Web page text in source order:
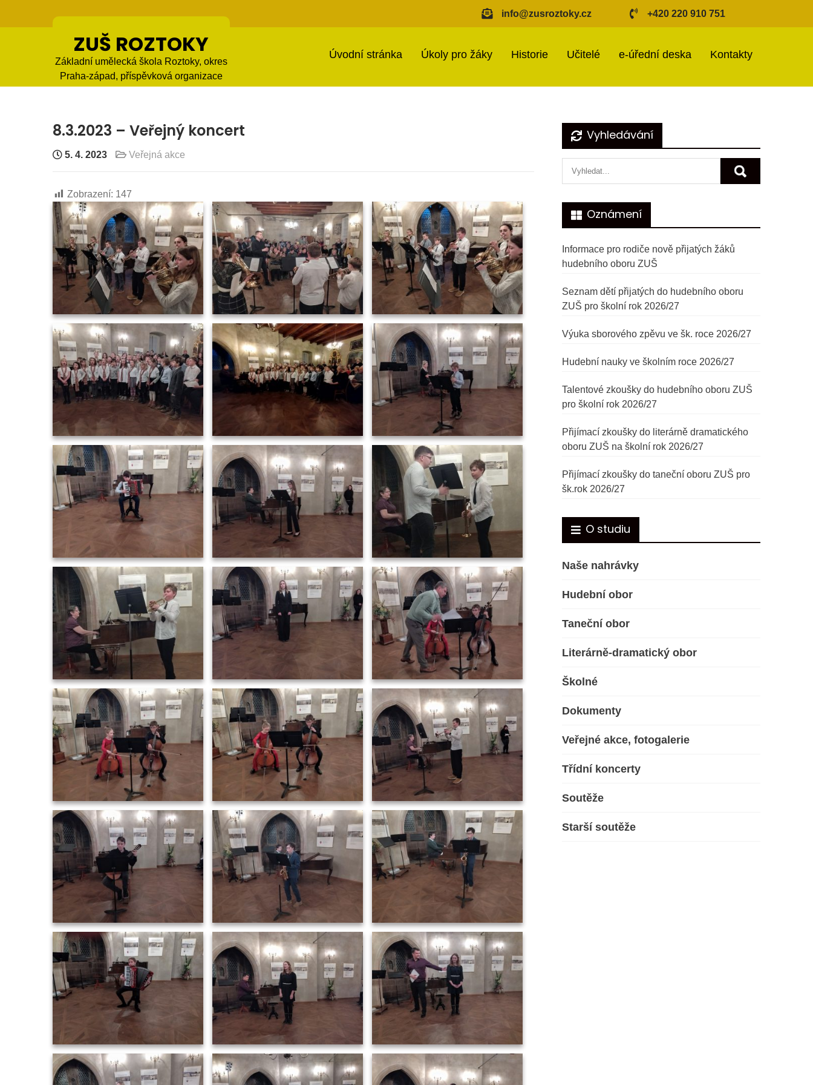
info@zusroztoky.cz +420 220 910 751
ZUŠ ROZTOKY
Základní umělecká škola Roztoky, okres
Praha-západ, příspěvková organizace
Úvodní stránka Úkoly pro žáky Historie Učitelé e-úřední deska Kontakty
8.3.2023 – Veřejný koncert
5. 4. 2023 Veřejná akce
Zobrazení: 147
Vyhledávání
Oznámení
Informace pro rodiče nově přijatých žáků
hudebního oboru ZUŠ
Seznam dětí přijatých do hudebního oboru
ZUŠ pro školní rok 2026/27
Výuka sborového zpěvu ve šk. roce 2026/27
Hudební nauky ve školním roce 2026/27
Talentové zkoušky do hudebního oboru ZUŠ
pro školní rok 2026/27
Přijímací zkoušky do literárně dramatického
oboru ZUŠ na školní rok 2026/27
Přijímací zkoušky do taneční oboru ZUŠ pro
šk.rok 2026/27
O studiu
Naše nahrávky
Hudební obor
Taneční obor
Literárně-dramatický obor
Školné
Dokumenty
Veřejné akce, fotogalerie
Třídní koncerty
Soutěže
Starší soutěže